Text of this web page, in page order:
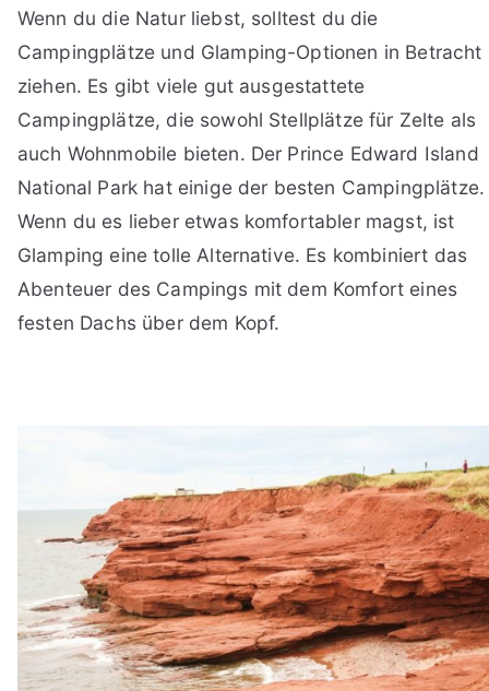
Wenn du die Natur liebst, solltest du die
Campingplätze und Glamping-Optionen in Betracht
ziehen. Es gibt viele gut ausgestattete
Campingplätze, die sowohl Stellplätze für Zelte als
auch Wohnmobile bieten. Der Prince Edward Island
National Park hat einige der besten Campingplätze.
Wenn du es lieber etwas komfortabler magst, ist
Glamping eine tolle Alternative. Es kombiniert das
Abenteuer des Campings mit dem Komfort eines
festen Dachs über dem Kopf.